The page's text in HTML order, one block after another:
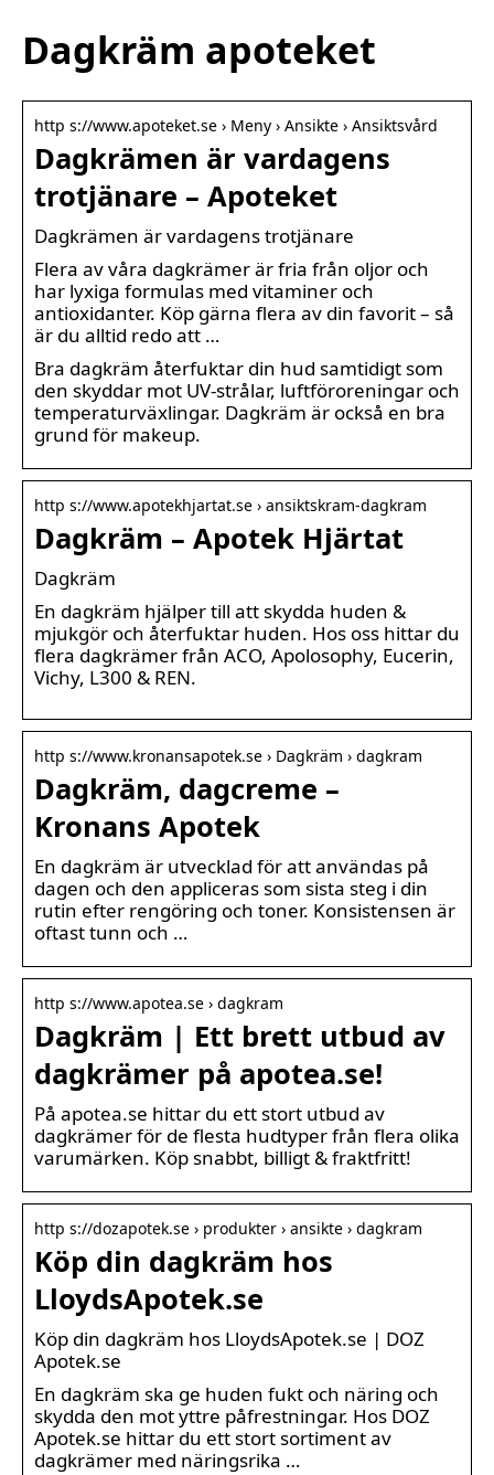
Dagkräm apoteket
http s://www.apoteket.se › Meny › Ansikte › Ansiktsvård
Dagkrämen är vardagens
trotjänare – Apoteket
Dagkrämen är vardagens trotjänare
Flera av våra dagkrämer är fria från oljor och
har lyxiga formulas med vitaminer och
antioxidanter. Köp gärna flera av din favorit – så
är du alltid redo att …
Bra dagkräm återfuktar din hud samtidigt som
den skyddar mot UV-strålar, luftföroreningar och
temperaturväxlingar. Dagkräm är också en bra
grund för makeup.
http s://www.apotekhjartat.se › ansiktskram-dagkram
Dagkräm – Apotek Hjärtat
Dagkräm
En dagkräm hjälper till att skydda huden &
mjukgör och återfuktar huden. Hos oss hittar du
flera dagkrämer från ACO, Apolosophy, Eucerin,
Vichy, L300 & REN.
http s://www.kronansapotek.se › Dagkräm › dagkram
Dagkräm, dagcreme –
Kronans Apotek
En dagkräm är utvecklad för att användas på
dagen och den appliceras som sista steg i din
rutin efter rengöring och toner. Konsistensen är
oftast tunn och …
http s://www.apotea.se › dagkram
Dagkräm | Ett brett utbud av
dagkrämer på apotea.se!
På apotea.se hittar du ett stort utbud av
dagkrämer för de flesta hudtyper från flera olika
varumärken. Köp snabbt, billigt & fraktfritt!
http s://dozapotek.se › produkter › ansikte › dagkram
Köp din dagkräm hos
LloydsApotek.se
Köp din dagkräm hos LloydsApotek.se | DOZ
Apotek.se
En dagkräm ska ge huden fukt och näring och
skydda den mot yttre påfrestningar. Hos DOZ
Apotek.se hittar du ett stort sortiment av
dagkrämer med näringsrika …